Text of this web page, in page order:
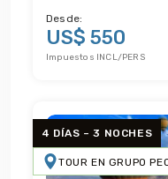
Desde:
US$ 550
Impuestos INCL/PERS
4 DÍAS – 3 NOCHES
TOUR EN GRUPO